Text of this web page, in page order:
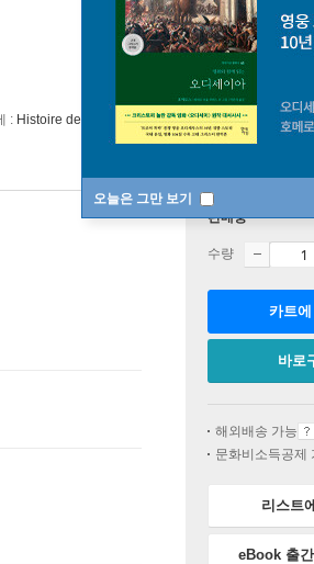
오늘은 그만 보기
: Histoire des epices au Moyen Age(2023)
판매중
수량
카트에
바로
해외배송 가능
문화비소득공제
리스트
eBook 출